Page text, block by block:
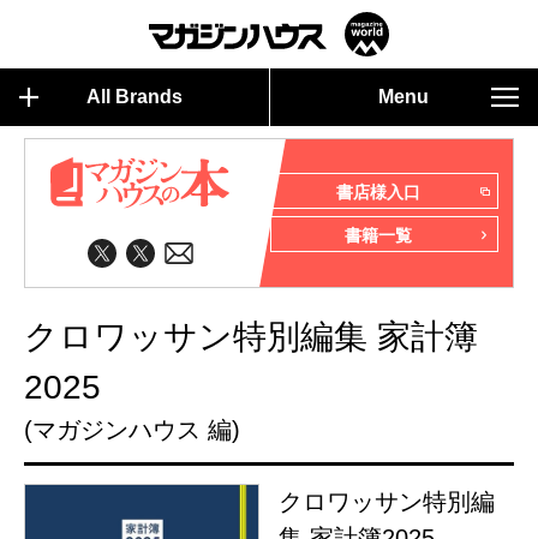
All Brands Menu
書店様入口
書籍一覧
クロワッサン特別編集 家計簿
2025
(マガジンハウス 編)
クロワッサン特別編